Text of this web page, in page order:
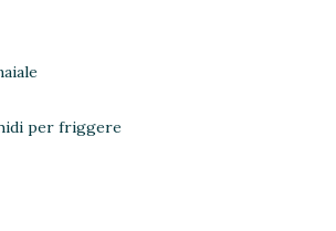
per friggere